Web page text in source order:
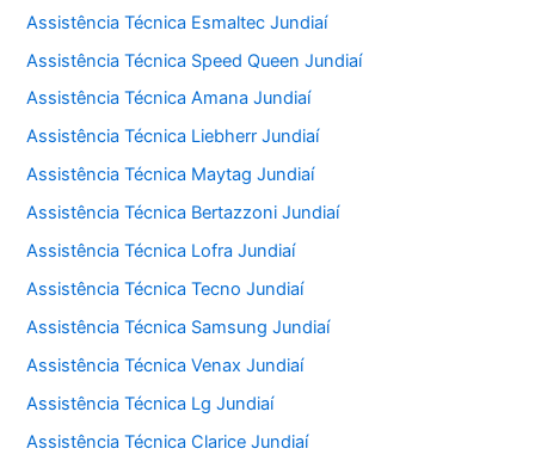
Assistência Técnica Esmaltec Jundiaí
Assistência Técnica Speed Queen Jundiaí
Assistência Técnica Amana Jundiaí
Assistência Técnica Liebherr Jundiaí
Assistência Técnica Maytag Jundiaí
Assistência Técnica Bertazzoni Jundiaí
Assistência Técnica Lofra Jundiaí
Assistência Técnica Tecno Jundiaí
Assistência Técnica Samsung Jundiaí
Assistência Técnica Venax Jundiaí
Assistência Técnica Lg Jundiaí
Assistência Técnica Clarice Jundiaí